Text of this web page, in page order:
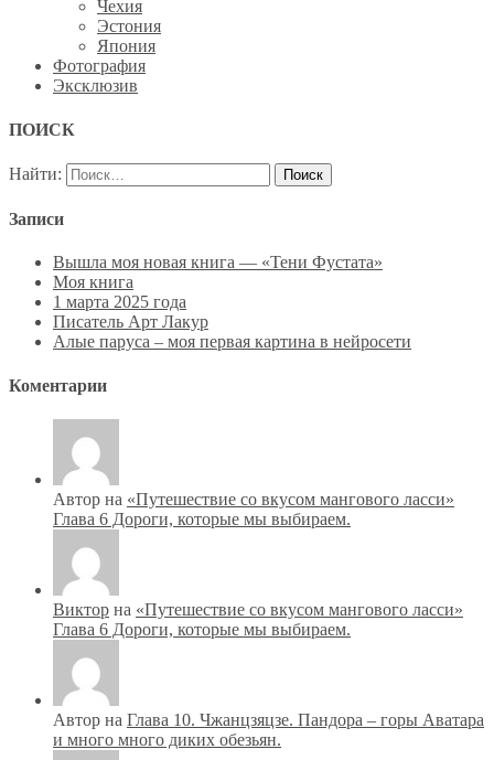
Чехия
Эстония
Япония
Фотография
Эксклюзив
ПОИСК
Найти:
Записи
Вышла моя новая книга — «Тени Фустата»
Моя книга
1 марта 2025 года
Писатель Арт Лакур
Алые паруса – моя первая картина в нейросети
Коментарии
Автор на «Путешествие со вкусом мангового ласси»
Глава 6 Дороги, которые мы выбираем.
Виктор на «Путешествие со вкусом мангового ласси»
Глава 6 Дороги, которые мы выбираем.
Автор на Глава 10. Чжанцзяцзе. Пандора – горы Аватара
и много много диких обезьян.